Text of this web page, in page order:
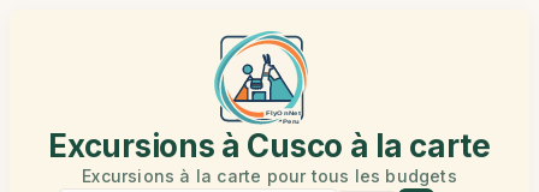
Excursions à Cusco à la carte
Excursions à la carte pour tous les budgets